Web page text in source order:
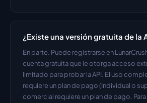
¿Existe una versión gratuita de la
En parte. Puede registrarse en
cuenta gratuita que le otorga acceso
limitado para probar la API. El uso
requiere un plan de pago (Individual o
comercial requiere un plan de pago.